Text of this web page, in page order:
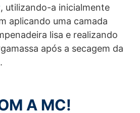
, utilizando-a inicialmente
aplicando uma camada
lisa e realizando
após a secagem da
A MC!
contratado para esse fim,
no exterior, podendo, ainda, ser
de tecnologia de computação
os níveis de segurança
E quais são eles?